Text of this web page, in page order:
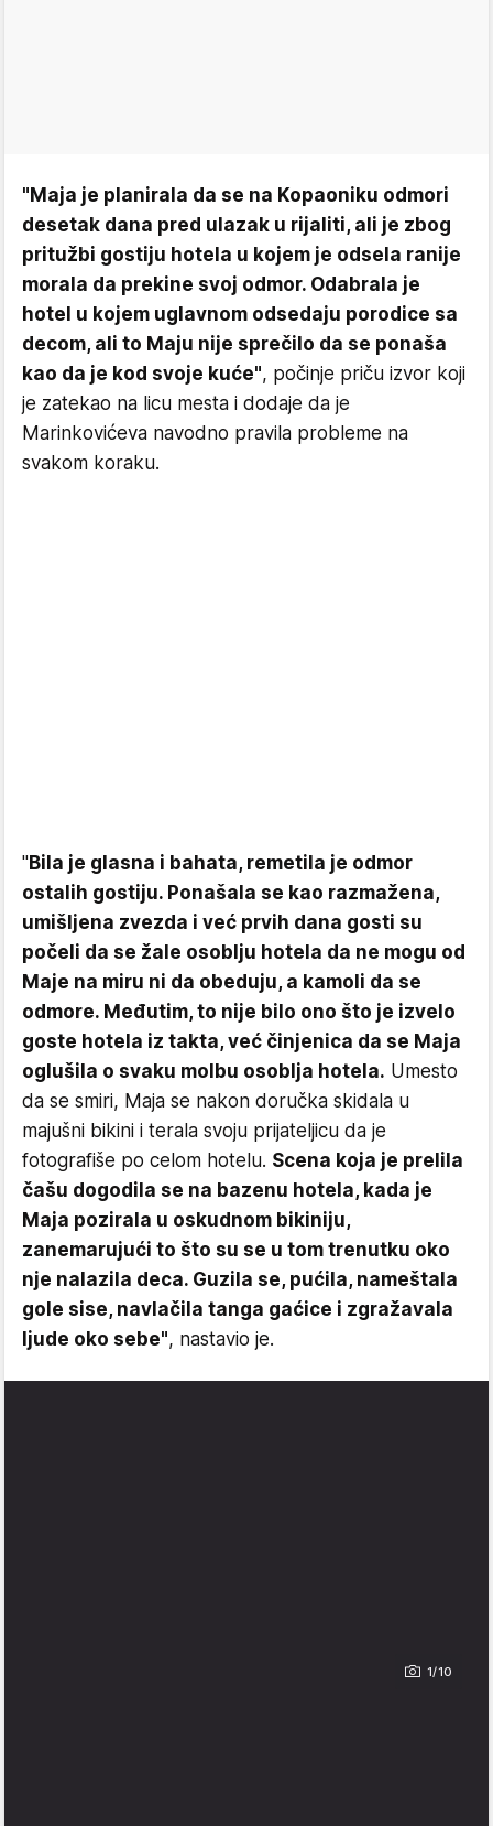
"Maja je planirala da se na Kopaoniku odmori
desetak dana pred ulazak u rijaliti, ali je zbog
pritužbi gostiju hotela u kojem je odsela ranije
morala da prekine svoj odmor. Odabrala je
hotel u kojem uglavnom odsedaju porodice sa
decom, ali to Maju nije sprečilo da se ponaša
kao da je kod svoje kuće", počinje priču izvor koji
je zatekao na licu mesta i dodaje da je
Marinkovićeva navodno pravila probleme na
svakom koraku.
"Bila je glasna i bahata, remetila je odmor
ostalih gostiju. Ponašala se kao razmažena,
umišljena zvezda i već prvih dana gosti su
počeli da se žale osoblju hotela da ne mogu od
Maje na miru ni da obeduju, a kamoli da se
odmore. Međutim, to nije bilo ono što je izvelo
goste hotela iz takta, već činjenica da se Maja
oglušila o svaku molbu osoblja hotela. Umesto
da se smiri, Maja se nakon doručka skidala u
majušni bikini i terala svoju prijateljicu da je
fotografiše po celom hotelu. Scena koja je prelila
čašu dogodila se na bazenu hotela, kada je
Maja pozirala u oskudnom bikiniju,
zanemarujući to što su se u tom trenutku oko
nje nalazila deca. Guzila se, pućila, nameštala
gole sise, navlačila tanga gaćice i zgražavala
ljude oko sebe", nastavio je.
1/10